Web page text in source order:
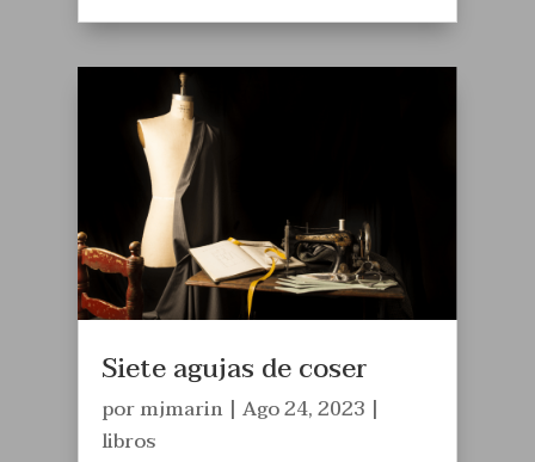
Siete agujas de coser
pormjmarin| Ago 24, 2023 |
libros